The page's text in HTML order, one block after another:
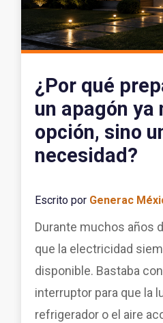
¿Por qué
un apagón ya
opción, sino
necesidad?
Escrito por Generac
Durante muchos años
que la electricidad
disponible. Bastaba
interruptor para que la
refrigerador o el aire